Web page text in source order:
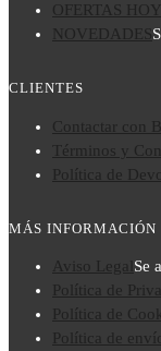
MÁS INFORMACIÓN
Aviso Legal Se
Política de
Política de
Política de
CLIENTES
Contactar con
Términos y
Política de
OFERTAS HOY
NOVEDADES